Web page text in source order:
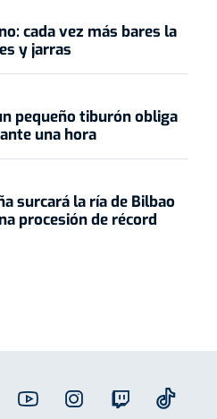
cada vez más bares la
y jarras
pequeño tiburón obliga
una hora
surcará la ría de Bilbao
procesión de récord